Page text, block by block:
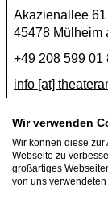
Akazienallee 61
45478 Mülheim
+49 208 599 01
info [​at​]
Facebook
Instagram
Newsletter
Wir verwenden
Wir können diese
Webseite zu
großartiges
von uns